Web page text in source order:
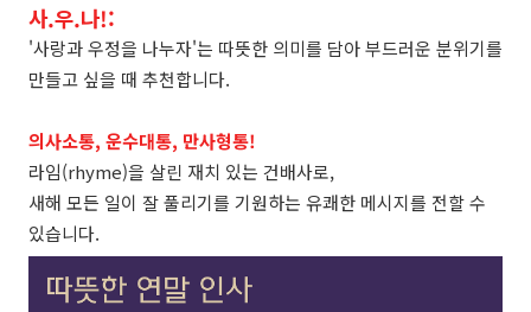
사.우.나!:
'사랑과 우정을 나누자'는 따뜻한 의미를 담아 부드러운 분위기를
만들고 싶을 때 추천합니다.
의사소통, 운수대통, 만사형통!
라임(rhyme)을 살린 재치 있는 건배사로,
새해 모든 일이 잘 풀리기를 기원하는 유쾌한 메시지를 전할 수
있습니다.